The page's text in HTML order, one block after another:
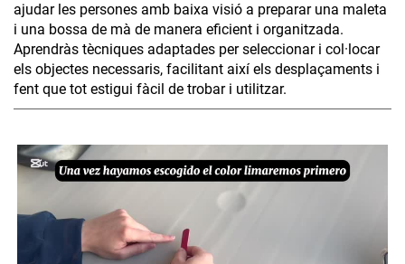
ajudar les persones amb baixa visió a preparar una maleta
i una bossa de mà de manera eficient i organitzada.
Aprendràs tècniques adaptades per seleccionar i col·locar
els objectes necessaris, facilitant així els desplaçaments i
fent que tot estigui fàcil de trobar i utilitzar.